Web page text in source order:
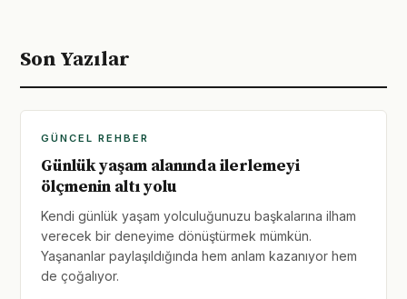
Son Yazılar
GÜNCEL REHBER
Günlük yaşam alanında ilerlemeyi
ölçmenin altı yolu
Kendi günlük yaşam yolculuğunuzu başkalarına ilham
verecek bir deneyime dönüştürmek mümkün.
Yaşananlar paylaşıldığında hem anlam kazanıyor hem
de çoğalıyor.